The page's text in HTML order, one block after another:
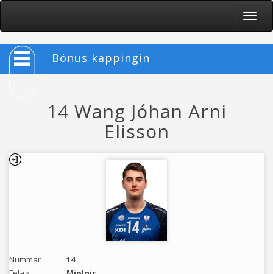
Toggle
Bónus kappingin
14 Wang Jóhan Arni
Elisson
Nummar
14